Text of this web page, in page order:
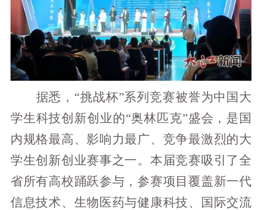
据悉，“挑战杯”系列竞赛被誉为中国大
学生科技创新创业的“奥林匹克”盛会，是国
内规格最高、影响力最广、竞争最激烈的大
学生创新创业赛事之一。本届竞赛吸引了全
省所有高校踊跃参与，参赛项目覆盖新一代
信息技术、生物医药与健康科技、国际交流